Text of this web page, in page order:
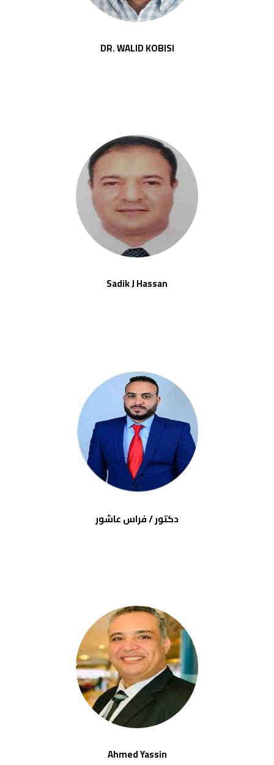
DR. WALID KOBISI
Sadik J Hassan
دكتور / فراس عاشور
Ahmed Yassin